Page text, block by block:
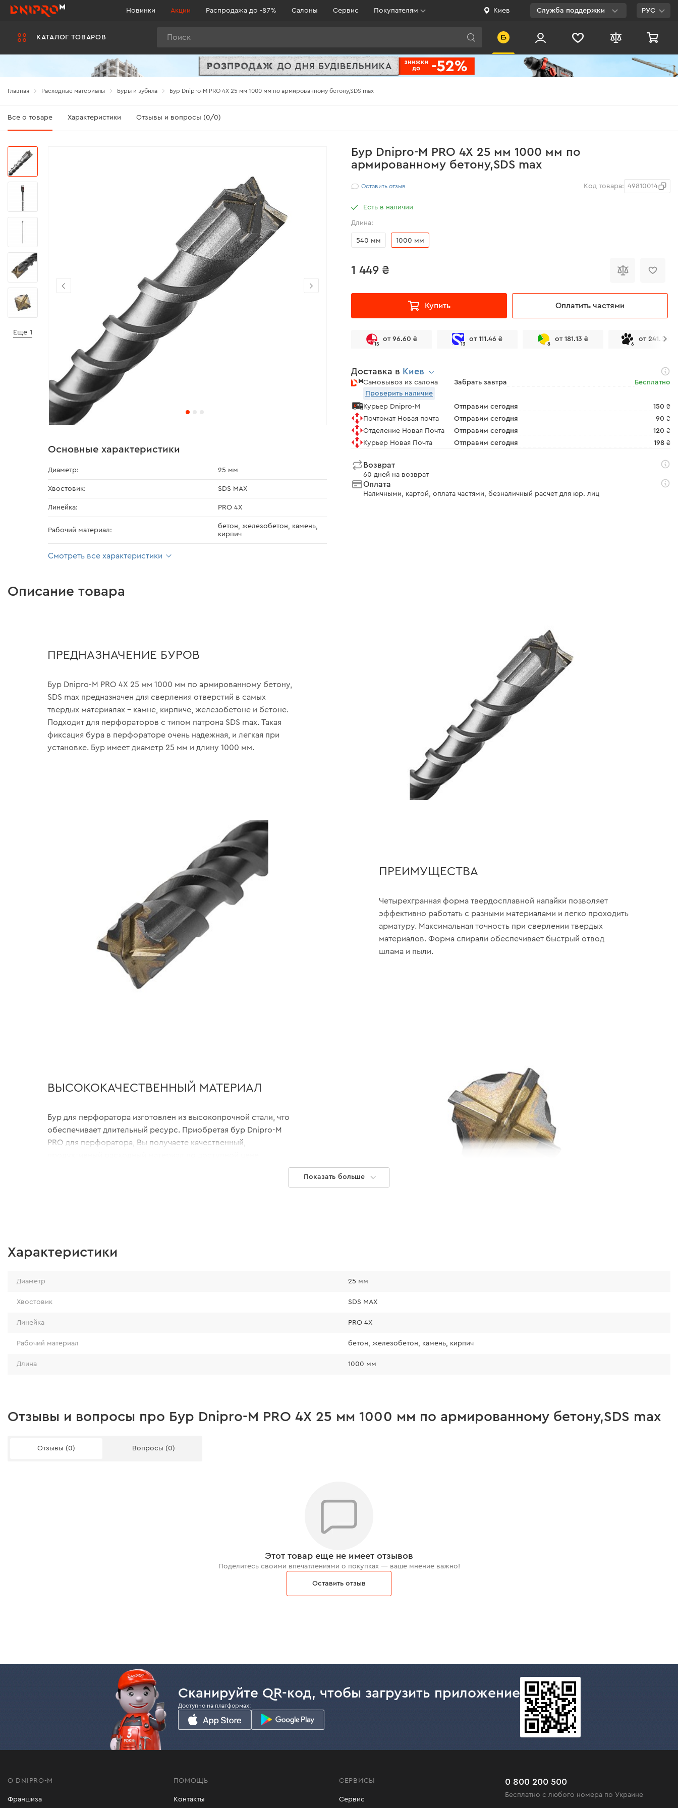
КАТАЛОГ ТОВАРОВ
Новинки Акции Распродажа до -87% Салоны Сервис Покупателям Киев Служба поддержки РУС
Главная Расходные материалы Буры и зубила Бур Dnipro-M PRO 4Х 25 мм 1000 мм по армированному бетону,SDS max
Все о товаре Характеристики Отзывы и вопросы (0/0)
Бур Dnipro-M PRO 4Х 25 мм 1000 мм по
армированному бетону,SDS max
Оставить отзыв Код товара: 49810014
Есть в наличии
Длина:
540 мм 1000 мм
1 449 ₴
Купить Оплатить частями
15
от 96.60 ₴
13
от 111.46 ₴
8
от 181.13 ₴
6
от 241.50 ₴
Доставка в Киев
Самовывоз из салона Забрать завтра
Бесплатно
Проверить наличие
Курьер Dnipro-M
Отправим сегодня
150 ₴
Почтомат Новая почта
Отправим сегодня
90 ₴
Отделение Новая Почта
Отправим сегодня
120 ₴
Курьер Новая Почта
Отправим сегодня 198 ₴
Возврат
60 дней на возврат
Оплата
Наличными, картой, оплата частями, безналичный расчет для юр. лиц
Еще 1
Основные характеристики
Диаметр: 25 мм
Хвостовик: SDS MAX
Линейка: PRO 4Х
Рабочий материал:
бетон, железобетон, камень,
кирпич
Смотреть все характеристики
Описание товара
ПРЕДНАЗНАЧЕНИЕ БУРОВ
Бур Dnipro-M PRO 4Х 25 мм 1000 мм по армированному бетону,
SDS max предназначен для сверления отверстий в самых
твердых материалах – камне, кирпиче, железобетоне и бетоне.
Подходит для перфораторов с типом патрона SDS max. Такая
фиксация бура в перфораторе очень надежная, и легкая при
установке. Бур имеет диаметр 25 мм и длину 1000 мм.
ПРЕИМУЩЕСТВА
Четырехгранная форма твердосплавной напайки позволяет
эффективно работать с разными материалами и легко проходить
арматуру. Максимальная точность при сверлении твердых
материалов. Форма спирали обеспечивает быстрый отвод
шлама и пыли.
ВЫСОКОКАЧЕСТВЕННЫЙ МАТЕРИАЛ
Бур для перфоратора изготовлен из высокопрочной стали, что
обеспечивает длительный ресурс. Приобретая бур Dnipro-M
PRO для перфоратора, Вы получаете качественный,
Показать больше
Характеристики
Диаметр 25 мм
Хвостовик SDS MAX
Линейка PRO 4Х
Рабочий материал бетон, железобетон, камень, кирпич
Длина 1000 мм
Отзывы и вопросы про Бур Dnipro-M PRO 4Х 25 мм 1000 мм по армированному бетону,SDS max
Отзывы (0) Вопросы (0)
Этот товар еще не имеет отзывов
Поделитесь своими впечатлениями о покупках — ваше мнение важно!
Оставить отзыв
Сканируйте QR-код, чтобы загрузить приложение
Доступно на платформах:
О DNIPRO-M
Франшиза
ПОМОЩЬ
Контакты
СЕРВИСЫ
Сервис
0 800 200 500
Бесплатно с любого номера по Украине